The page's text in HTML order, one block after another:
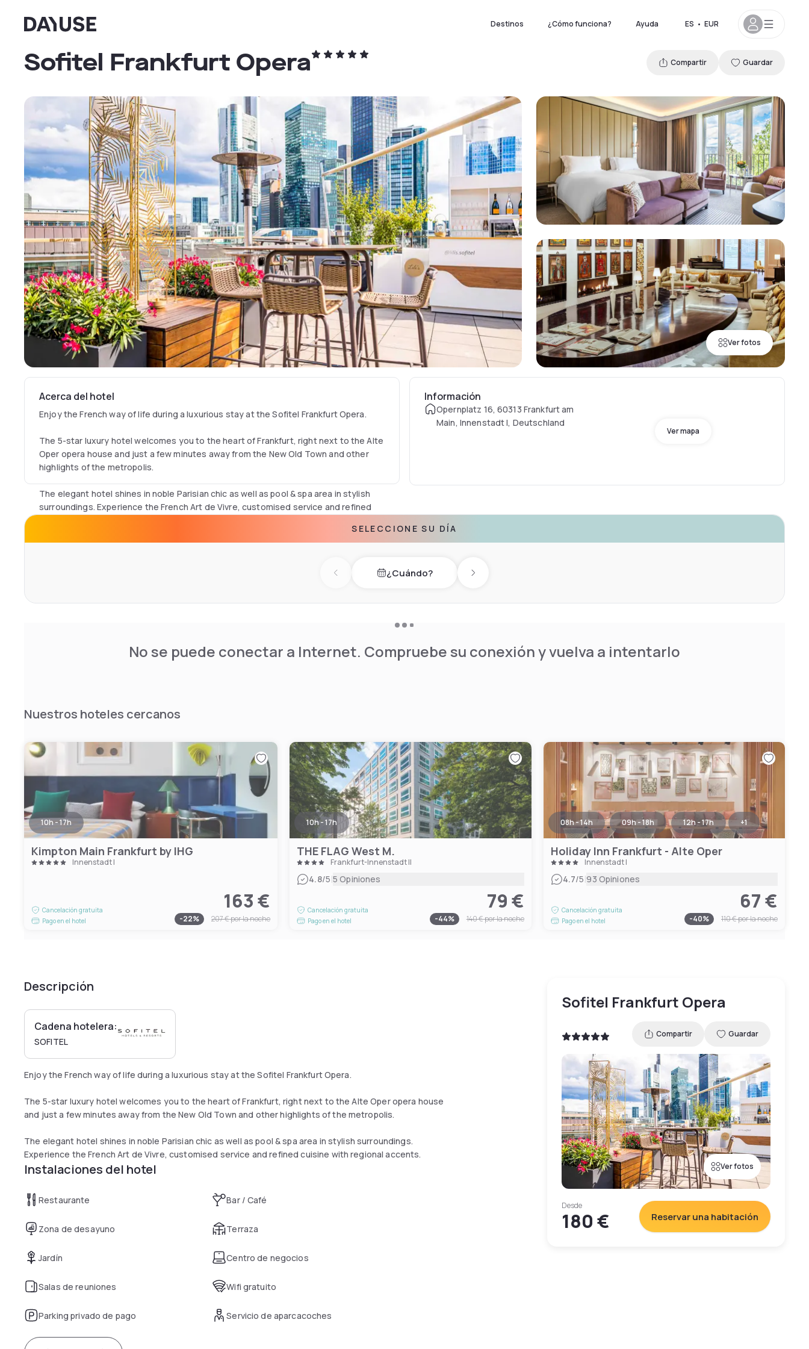
Dayuse Destinos ¿Cómo funciona? Ayuda ES • EUR
Ver fotos
Sofitel Frankfurt Opera Compartir Guardar
Acerca del hotel
Enjoy the French way of life during a luxurious stay at the Sofitel Frankfurt Opera.
The 5-star luxury hotel welcomes you to the heart of Frankfurt, right next to the Alte
Oper opera house and just a few minutes away from the New Old Town and other
highlights of the metropolis.
The elegant hotel shines in noble Parisian chic as well as pool & spa area in stylish
surroundings. Experience the French Art de Vivre, customised service and refined
Información
Opernplatz 16, 60313 Frankfurt am
Main, Innenstadt I, Deutschland
Ver mapa
SELECCIONE SU DÍA
Previous day¿Cuándo? Next day
No se puede conectar a Internet. Compruebe su conexión y vuelva a intentarlo
Nuestros hoteles cercanos
10h - 17h
Kimpton Main Frankfurt by IHG
Innenstadt I
Cancelación gratuita
Pago en el hotel
163 €
-22% 207 €por la noche
10h - 17h
THE FLAG West M.
Frankfurt-Innenstadt II
4.8/5|5 Opiniones
Cancelación gratuita
Pago en el hotel
79 €
-44% 140 €por la noche
08h - 14h 09h - 18h 12h - 17h +1
Holiday Inn Frankfurt - Alte Oper
Innenstadt I
4.7/5|93 Opiniones
Cancelación gratuita
Pago en el hotel
67 €
-40% 110 €por la noche
Descripción
Cadena hotelera:
SOFITEL
Enjoy the French way of life during a luxurious stay at the Sofitel Frankfurt Opera.
The 5-star luxury hotel welcomes you to the heart of Frankfurt, right next to the Alte Oper opera house
and just a few minutes away from the New Old Town and other highlights of the metropolis.
The elegant hotel shines in noble Parisian chic as well as pool & spa area in stylish surroundings.
Experience the French Art de Vivre, customised service and refined cuisine with regional accents.
Instalaciones del hotel
Restaurante Bar / Café
Zona de desayuno Terraza
Jardín Centro de negocios
Salas de reuniones Wifi gratuito
Parking privado de pago Servicio de aparcacoches
Sofitel Frankfurt Opera
Compartir Guardar
Ver fotos
Desde
180 € Reservar una habitación